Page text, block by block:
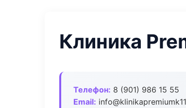
Клиника
Телефон: 8 (901) 986 15 55
Email: